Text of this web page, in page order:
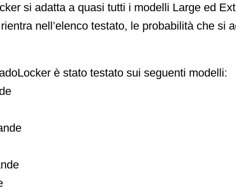
si adatta a quasi tutti i modelli Large ed
nell’elenco testato, le probabilità che si
è stato testato sui seguenti modelli: